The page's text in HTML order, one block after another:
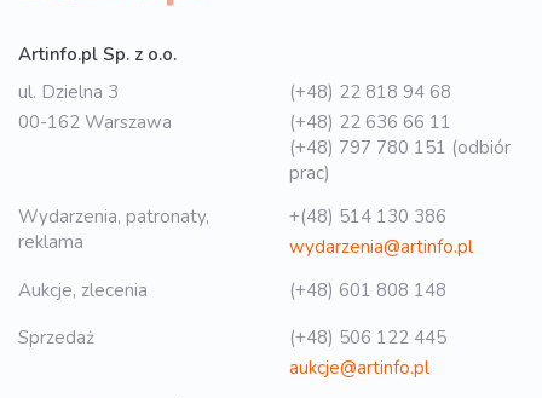
Artinfo.pl Sp. z o.o.
ul. Dzielna 3
00-162 Warszawa
(+48) 22 818 94 68
(+48) 22 636 66 11
(+48) 797 780 151 (odbiór
prac)
Wydarzenia, patronaty,
reklama
+(48) 514 130 386
wydarzenia@artinfo.pl
Aukcje, zlecenia
(+48) 601 808 148
Sprzedaż
(+48) 506 122 445
aukcje@artinfo.pl